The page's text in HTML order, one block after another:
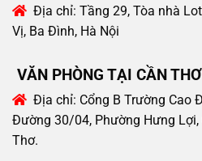
Địa chỉ: Tầng 29, Tòa nhà
Vị, Ba Đình, Hà Nội
VĂN PHÒNG TẠI CẦN THƠ
Địa chỉ: Cổng B Trường Cao
Đường 30/04, Phường Hưng Lợi,
Thơ.